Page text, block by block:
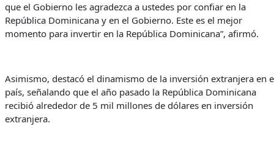
que el Gobierno les agradezca a ustedes por confiar en la
República Dominicana y en el Gobierno. Este es el mejor
momento para invertir en la República Dominicana”, afirmó.
Asimismo, destacó el dinamismo de la inversión extranjera en
país, señalando que el año pasado la República Dominicana
recibió alrededor de 5 mil millones de dólares en inversión
extranjera.